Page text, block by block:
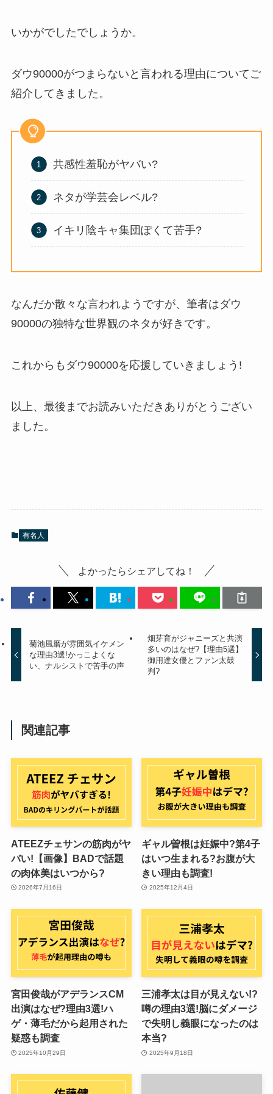
いかがでしたでしょうか。
ダウ90000がつまらないと言われる理由についてご
紹介してきました。
共感性羞恥がヤバい?
ネタが学芸会レベル?
イキリ陰キャ集団ぽくて苦手?
なんだか散々な言われようですが、筆者はダウ
90000の独特な世界観のネタが好きです。
これからもダウ90000を応援していきましょう!
以上、最後までお読みいただきありがとうござい
ました。
有名人
よかったらシェアしてね！
菊池風磨が雰囲気イケメン
な理由3選!かっこよくな
い、ナルシストで苦手の声
畑芽育がジャニーズと共演
多いのはなぜ?【理由5選】
御用達女優とファン太鼓
判?
関連記事
ATEEZチェサンの筋肉がヤ
バい!【画像】BADで話題
の肉体美はいつから?
2026年7月16日
ギャル曽根は妊娠中?第4子
はいつ生まれる?お腹が大
きい理由も調査!
2025年12月4日
宮田俊哉がアデランスCM
出演はなぜ?理由3選!ハ
ゲ・薄毛だから起用された
疑惑も調査
2025年10月29日
三浦孝太は目が見えない!?
噂の理由3選!脳にダメージ
で失明し義眼になったのは
本当?
2025年9月18日